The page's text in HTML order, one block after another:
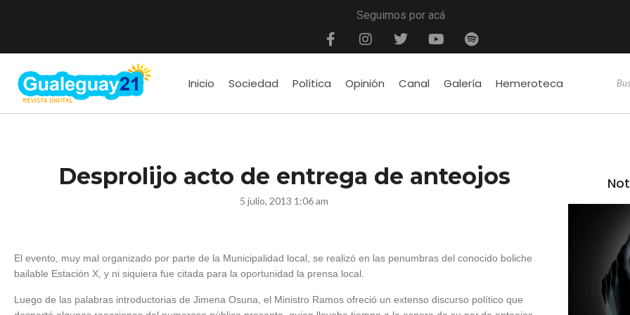
Seguimos por acá
Inicio Sociedad Política Opinión Canal Galería Hemeroteca
Desprolijo acto de entrega de anteojos
5 julio, 2013 1:06 am
El evento, muy mal organizado por parte de la Municipalidad local, se realizó en las penumbras del conocido boliche
bailable Estación X, y ni siquiera fue citada para la oportunidad la prensa local.
Luego de las palabras introductorias de Jimena Osuna, el Ministro Ramos ofreció un extenso discurso político que